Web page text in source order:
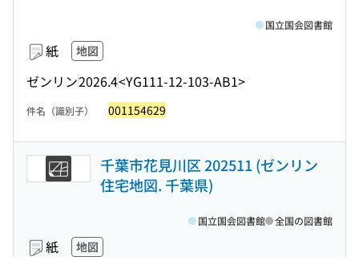
紙 地図
ゼンリン2026.4<YG111-12-103-AB1>
国立国会図書館
件名（識別子） 001154629
千葉市花見川区 202511 (ゼンリン
住宅地図. 千葉県)
紙 地図
国立国会図書館 全国の図書館